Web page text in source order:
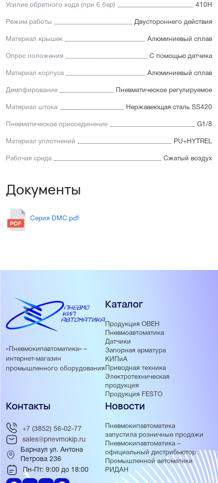
пневмоцилиндр имеет высокую устойчивость
Усилие обратного хода (при 6 бар) 410Н
Режим работы Двустороннего действия
Материал крышек Алюминиевый сплав
Опрос положения С помощью датчика
Материал корпуса Алюминиевый сплав
Демпфирование Пневматическое регулируемое
Материал штока Нержавеющая сталь SS420
Пневматическое присоединение G1/8
Материал уплотнений PU+HYTREL
Рабочая среда Сжатый воздух
Документы
Серия DMC.pdf
«Пневмокипавтоматика» –
интернет-магазин
промышленного оборудования
Каталог
Продукция ОВЕН
Пневмоавтоматика
Датчики
Запорная арматура
КИПиА
Приводная техника
Электротехническая
продукция
Продукция FESTO
Новости
Пневмокипавтоматика
запустила розничные продажи
Пневмокипавтоматика –
официальный дистрибьютор
Промышленной автоматики
РИДАН
Контакты
+7 (3852) 56-02-77
sales@pnevmokip.ru
Барнаул ул. Антона
Петрова 236
Пн-Пт: 9:00 до 18:00